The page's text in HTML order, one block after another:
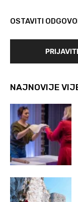
OSTAVITI
NAJNOVIJE